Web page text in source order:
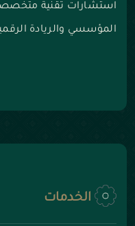
استشارات تقنية
المؤسسي والريادة
الخدمات